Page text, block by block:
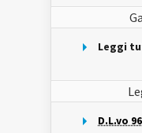
Leggi
D.L.vo